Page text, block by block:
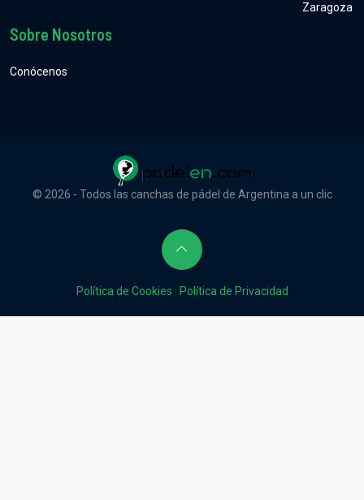
Zaragoza
Sobre Nosotros
Conócenos
© 2026 - Todos las canchas de pádel de Argentina a un clic
Política de Cookies Política de Privacidad